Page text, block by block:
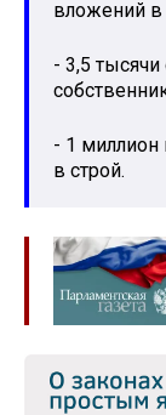
вложений в
- 3,5
- 1
в строй.